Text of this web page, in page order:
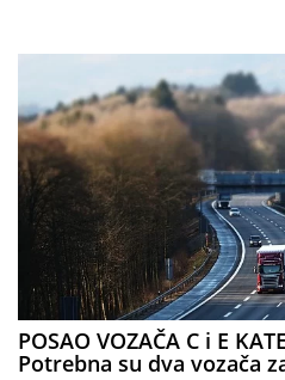
POSAO VOZAČA C i E
Potrebna su dva vozača